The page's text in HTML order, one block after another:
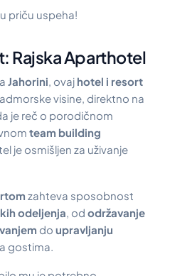
priču uspeha!
Rajska Aparthotel
Jahorini, ovaj hotel i resort
visine, direktno na
je reč o porodičnom
team building
je osmišljen za uživanje
zahteva sposobnost
odeljenja , od održavanje
do upravljanju
gostima.